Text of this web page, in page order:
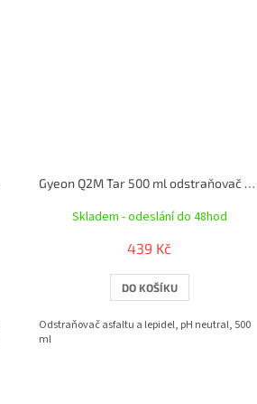
Gyeon Q2M Tar 500 ml odstraňovač asfaltu a organických nečistot
Skladem - odeslání do 48hod
439 Kč
DO KOŠÍKU
Odstraňovač asfaltu a lepidel, pH neutral, 500
ml